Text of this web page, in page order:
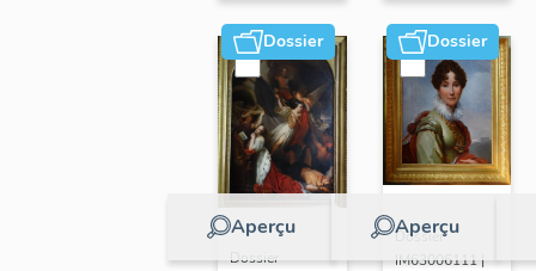
Dossier
Aperçu
Dossier
Dossier
Aperçu
Dossier
IM63006111 |